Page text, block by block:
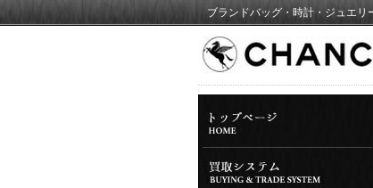
ブランドバッグ・時計・ジュエ